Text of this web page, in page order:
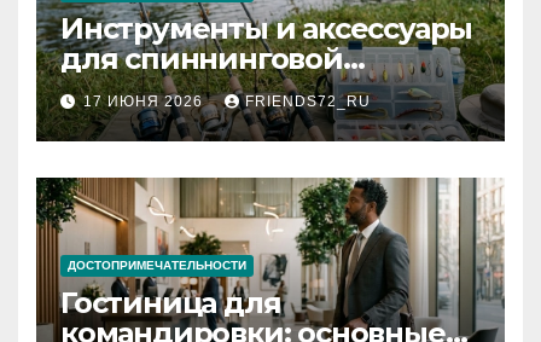
Инструменты и аксессуары
для спиннинговой
рыбалки: назначение и
типы
17 ИЮНЯ 2026 FRIENDS72_RU
ДОСТОПРИМЕЧАТЕЛЬНОСТИ
Гостиница для
командировки: основные